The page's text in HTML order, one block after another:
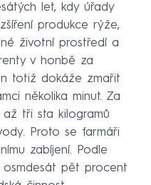
let, kdy úřady
produkce rýže,
životní prostředí a
v honbě za
totiž dokáže zmařit
několika minut. Za
tři sta kilogramů
Proto se farmáři
zabíjení. Podle
pět procent